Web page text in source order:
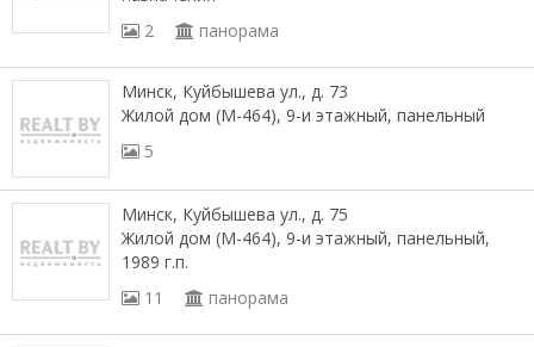
2
панорама
Минск, Куйбышева ул., д. 73
Жилой дом (М-464), 9-и этажный, панельный
5
Минск, Куйбышева ул., д. 75
Жилой дом (М-464), 9-и этажный, панельный,
1989 г.п.
11
панорама